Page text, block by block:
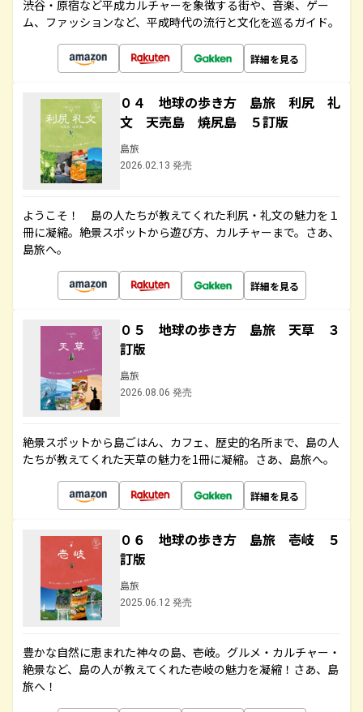
渋谷・原宿など平成カルチャーを象徴する街や、音楽、ゲー
ム、ファッションなど、平成時代の流行と文化を巡るガイド。
詳細を見る
０４ 地球の歩き方 島旅 利尻 礼
文 天売島 焼尻島 ５訂版
島旅
2026.02.13 発売
ようこそ！ 島の人たちが教えてくれた利尻・礼文の魅力を１
冊に凝縮。絶景スポットから遊び方、カルチャーまで。さあ、
島旅へ。
詳細を見る
０５ 地球の歩き方 島旅 天草 ３
訂版
島旅
2026.08.06 発売
絶景スポットから島ごはん、カフェ、歴史的名所まで、島の人
たちが教えてくれた天草の魅力を1冊に凝縮。さあ、島旅へ。
詳細を見る
０６ 地球の歩き方 島旅 壱岐 ５
訂版
島旅
2025.06.12 発売
豊かな自然に恵まれた神々の島、壱岐。グルメ・カルチャー・
絶景など、島の人が教えてくれた壱岐の魅力を凝縮！さあ、島
旅へ！